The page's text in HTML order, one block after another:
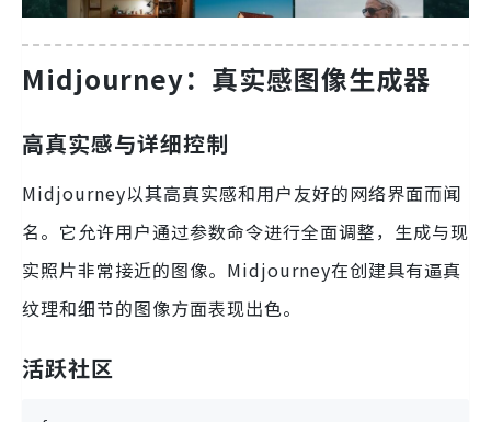
Midjourney：真实感图像生成器
高真实感与详细控制
Midjourney以其高真实感和用户友好的网络界面而闻
名。它允许用户通过参数命令进行全面调整，生成与现
实照片非常接近的图像。Midjourney在创建具有逼真
纹理和细节的图像方面表现出色。
活跃社区